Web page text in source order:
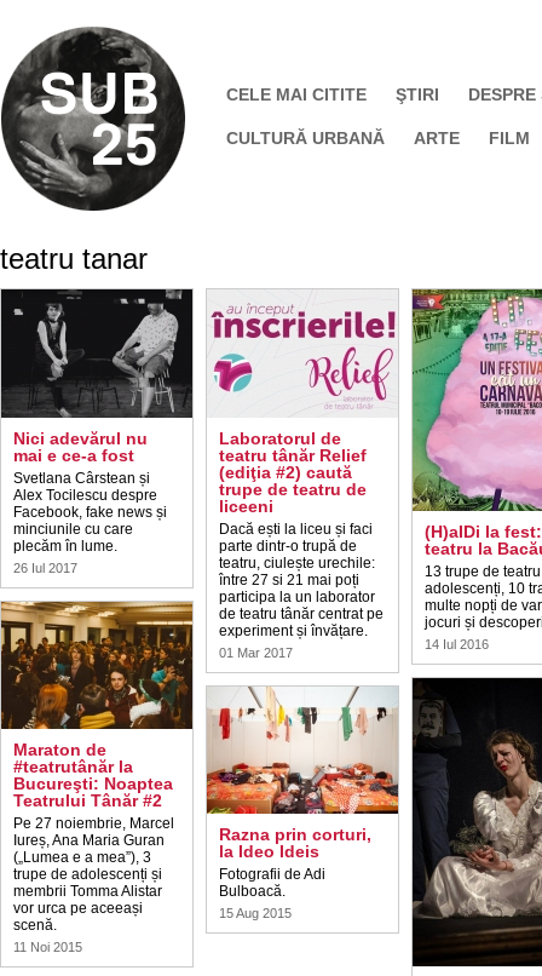
CELE MAI CITITE ŞTIRI DESPRE
CULTURĂ URBANĂ ARTE FILM
teatru tanar
Nici adevărul nu
mai e ce-a fost
Svetlana Cârstean și
Alex Tocilescu despre
Facebook, fake news și
minciunile cu care
plecăm în lume.
26 Iul 2017
Maraton de
#teatrutânăr la
Bucureşti: Noaptea
Teatrului Tânăr #2
Pe 27 noiembrie, Marcel
Iureș, Ana Maria Guran
(„Lumea e a mea”), 3
trupe de adolescenți și
membrii Tomma Alistar
vor urca pe aceeași
scenă.
11 Noi 2015
Laboratorul de
teatru tânăr Relief
(ediţia #2) caută
trupe de teatru de
liceeni
Dacă ești la liceu și faci
parte dintr-o trupă de
teatru, ciulește urechile:
între 27 si 21 mai poți
participa la un laborator
de teatru tânăr centrat pe
experiment și învățare.
01 Mar 2017
Razna prin corturi,
la Ideo Ideis
Fotografii de Adi
Bulboacă.
15 Aug 2015
(H)aIDi la fest:
teatru la
13 trupe de
adolescenți, 10
multe nopți de
jocuri și
14 Iul 2016